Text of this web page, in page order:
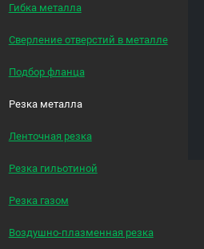
Гибка металла
Сверление отверстий в металле
Подбор фланца
Резка металла
Ленточная резка
Резка гильотиной
Резка газом
Воздушно-плазменная резка